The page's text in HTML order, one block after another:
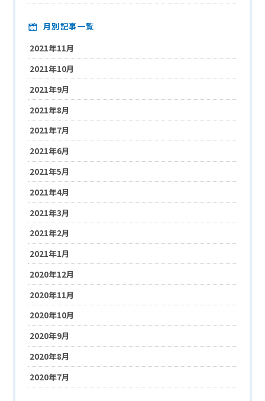
月別記事一覧
2021年11月
2021年10月
2021年9月
2021年8月
2021年7月
2021年6月
2021年5月
2021年4月
2021年3月
2021年2月
2021年1月
2020年12月
2020年11月
2020年10月
2020年9月
2020年8月
2020年7月